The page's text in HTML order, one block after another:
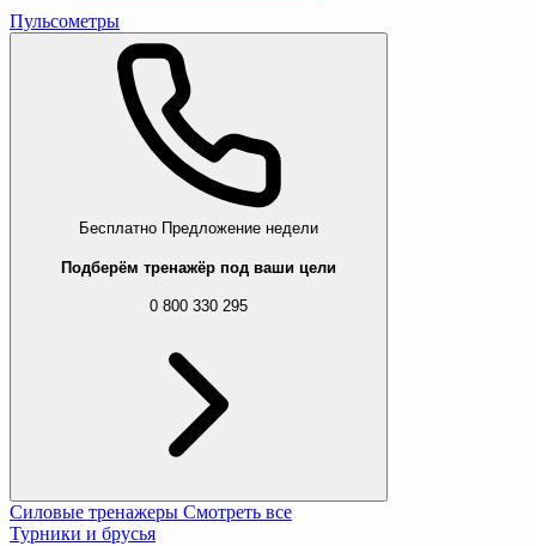
Пульсометры
Бесплатно Предложение недели
Подберём тренажёр под ваши цели
0 800 330 295
Силовые тренажеры Смотреть все
Турники и брусья